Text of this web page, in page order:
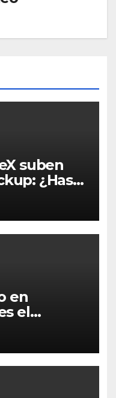
suben
¿Hasta
en
en
el
and